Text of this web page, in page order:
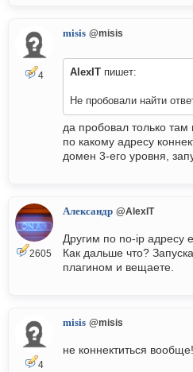
4
misis @misis
AlexIT пишет:
Не пробовали найти
да пробовал только
по какому адресу
домен 3-его уровня,
2605
Александр @AlexIT
Другим по no-ip адресу
Как дальше что?
плагином и вещаете.
4
misis @misis
не коннектиться